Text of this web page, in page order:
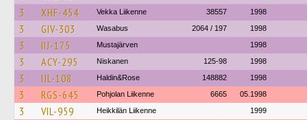
3
XHF-454 Vekka Liikenne 38557 1998
3 GIV-303 Wasabus 2064 / 197 1998
3 IIJ-175 Mustajärven 1998
3 ACY-295 Niskanen 125-98 1998
3 IJL-108 Haldin&Rose 148882 1998
3 RGS-645 Pohjolan Liikenne 6665 05.1998
3 VIL-959 Heikkilän Liikenne 1999